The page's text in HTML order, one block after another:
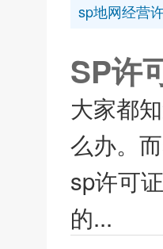
sp地网经营
SP许
大家都
么办。
sp许可
的...